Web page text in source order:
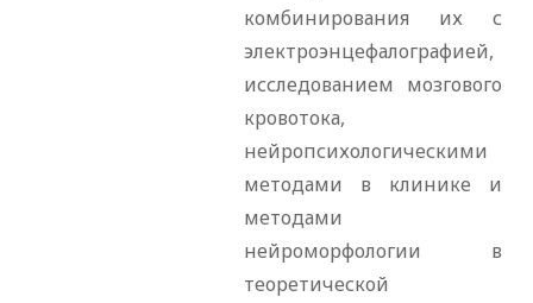
комбинирования их с
электроэнцефалографией,
исследованием мозгового
кровотока,
нейропсихологическими
методами в клинике и
методами
нейроморфологии в
теоретической